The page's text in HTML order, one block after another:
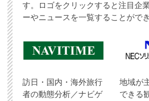
す。ロゴをクリックすると注目企
ーやニュースを一覧することができ
訪日・国内・海外旅行
者の動態分析／ナビゲ
地域が
できる